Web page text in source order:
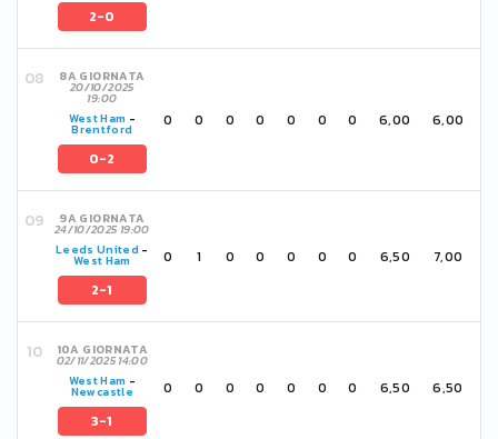
2-0
8A GIORNATA
20/10/2025
19:00
West Ham -
Brentford
0-2
0 0 0 0 0 0 0 6,00 6,00
9A GIORNATA
24/10/2025 19:00
Leeds United -
West Ham
2-1
0 1 0 0 0 0 0 6,50 7,00
10A GIORNATA
02/11/2025 14:00
West Ham -
Newcastle
3-1
0 0 0 0 0 0 0 6,50 6,50